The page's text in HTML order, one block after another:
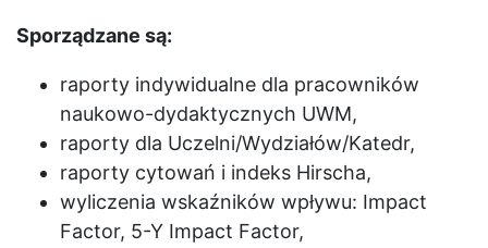
Sporządzane są:
raporty indywidualne dla pracowników
naukowo-dydaktycznych UWM,
raporty dla Uczelni/Wydziałów/Katedr,
raporty cytowań i indeks Hirscha,
wyliczenia wskaźników wpływu: Impact
Factor, 5-Y Impact Factor,